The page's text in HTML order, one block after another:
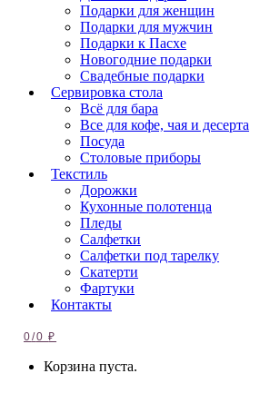
Подарки для женщин
Подарки для мужчин
Подарки к Пасхе
Новогодние подарки
Свадебные подарки
Сервировка стола
Всё для бара
Все для кофе, чая и десерта
Посуда
Столовые приборы
Текстиль
Дорожки
Кухонные полотенца
Пледы
Салфетки
Салфетки под тарелку
Скатерти
Фартуки
Контакты
0/0₽
Корзина пуста.